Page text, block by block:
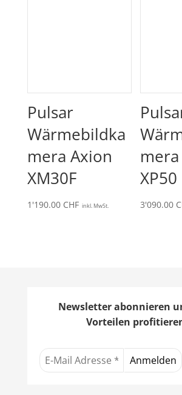
Pulsar
Wärmebildka
mera Axion
XM30F
1'190.00 CHF inkl. MwSt.
XP50
3'090.00
Newsletter abonnieren
Vorteilen